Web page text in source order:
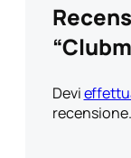
Devi
recensione.